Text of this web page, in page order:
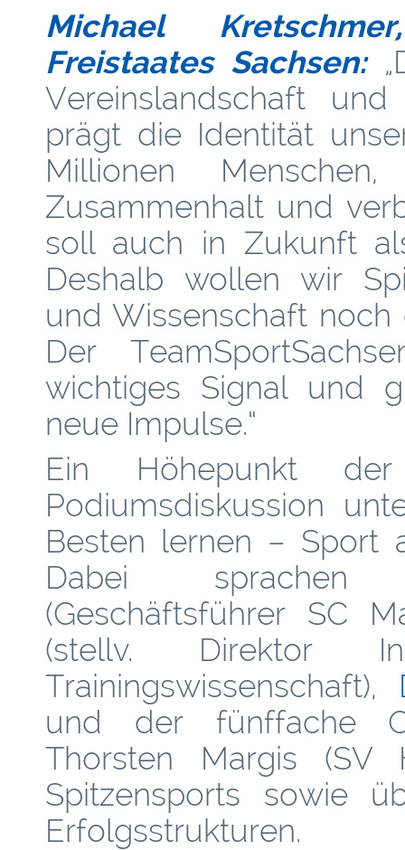
Michael
Freistaates Sachsen:
Vereinslandschaft
prägt die Identität
Millionen
Zusammenhalt und
soll auch in Zukunft
Deshalb wollen wir
und Wissenschaft noch
Der
wichtiges Signal und
neue Impulse.“
Ein Höhepunkt
Podiumsdiskussion
Besten lernen – Sport
Dabei
(Geschäftsführer SC
(stellv. Direktor
Trainingswissenschaft),
und der fünffache
Thorsten Margis
Spitzensports sowie
Erfolgsstrukturen.